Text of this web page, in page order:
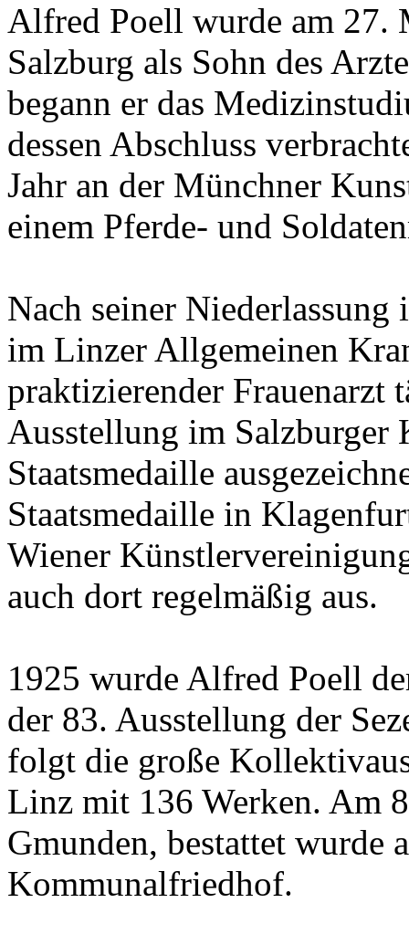
Alfred Poell wurde am 27.
Salzburg als Sohn des
begann er das
dessen Abschluss
Jahr an der Münchner
einem Pferde- und
Nach seiner
im Linzer Allgemeinen
praktizierender Frauenarzt
Ausstellung im Salzburger
Staatsmedaille
Staatsmedaille in
Wiener
auch dort regelmäßig aus.
1925 wurde Alfred Poell
der 83. Ausstellung der
folgt die große
Linz mit 136 Werken. Am
Gmunden, bestattet wurde
Kommunalfriedhof.